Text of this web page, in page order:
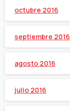
octubre 2016
septiembre 2016
agosto 2016
julio 2016